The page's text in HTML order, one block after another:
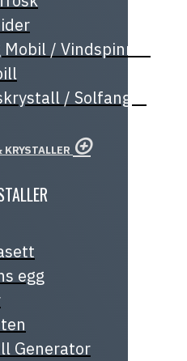
Mobil / Vindspinner
/ Solfanger
egg
Generator